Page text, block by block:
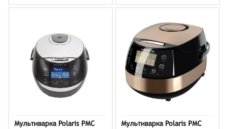
Мультиварка Polaris PMC
Мультиварка Polaris PMC